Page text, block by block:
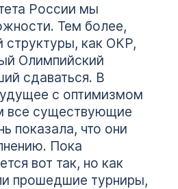
России мы
Тем более,
структуры, как ОКР,
Олимпийский
сдаваться. В
с оптимизмом
все существующие
показала, что они
Пока
вот так, но как
прошедшие турниры,